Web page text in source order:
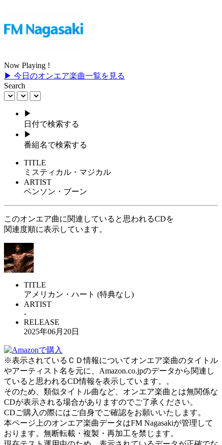
Now Playing !
▶ 今日のオンエア楽曲一覧を見る
Search
▶
日付で検索する
▶
番組名で検索する
TITLE
ミスティカル・マジカル
ARTIST
ベンソン・ブーン
このオンエア曲に関連していると思われるCDを
関連度順に表示しています。
TITLE
アメリカン・ハート (特典なし)
ARTIST
-
RELEASE
2025年06月20日
※表示されているＣＤ情報についてオンエア楽曲のタイトル
やアーティスト名を元に、Amazon.co.jpのデータから関連し
ていると思われるCD情報を表示しています。。
そのため、類似タイトル曲など、オンエア楽曲とは無関係な
CDが表示される場合がありますのでご了承ください。
CDご購入の際にはご自身でご確認をお願いいたします。
本ページ上のオンエア楽曲データはFM Nagasakiが管理して
おります。無断転載・複製・再加工を禁じます。